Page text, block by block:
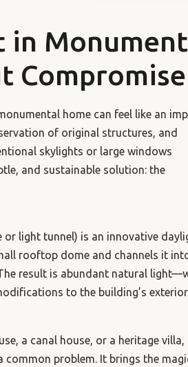
in
Compromise
home can feel like an
of original structures, and
skylights or large windows
and sustainable solution: the
light tunnel) is an innovative
rooftop dome and channels it
result is abundant natural
to the building’s
a canal house, or a heritage villa,
problem. It brings the